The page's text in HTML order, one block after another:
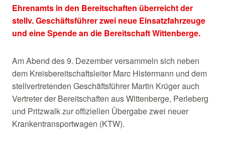
Ehrenamts in den Bereitschaften überreicht der
stellv. Geschäftsführer zwei neue Einsatzfahrzeuge
und eine Spende an die Bereitschaft Wittenberge.
Am Abend des 9. Dezember versammeln sich neben
dem Kreisbereitschaftsleiter Marc Histermann und dem
stellvertretenden Geschäftsführer Martin Krüger auch
Vertreter der Bereitschaften aus Wittenberge, Perleberg
und Pritzwalk zur offiziellen Übergabe zwei neuer
Krankentransportwagen (KTW).